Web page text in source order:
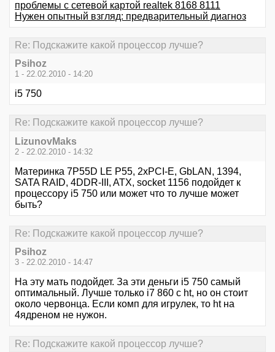
проблемы с сетевой картой realtek 8168 8111
Нужен опытный взгляд: предварительный диагноз
Re: Подскажите какой процессор лучше?
Psihoz
1 - 22.02.2010 - 14:20
i5 750
Re: Подскажите какой процессор лучше?
LizunovMaks
2 - 22.02.2010 - 14:32
Материнка 7P55D LE P55, 2xPCI-E, GbLAN, 1394,
SATA RAID, 4DDR-III, ATX, socket 1156 подойдет к
процессору i5 750 или может что то лучше может
быть?
Re: Подскажите какой процессор лучше?
Psihoz
3 - 22.02.2010 - 14:47
На эту мать подойдет. За эти деньги i5 750 самый
оптимальный. Лучше только i7 860 с ht, но он стоит
около червонца. Если комп для игрулек, то ht на
4ядреном не нужон.
Re: Подскажите какой процессор лучше?